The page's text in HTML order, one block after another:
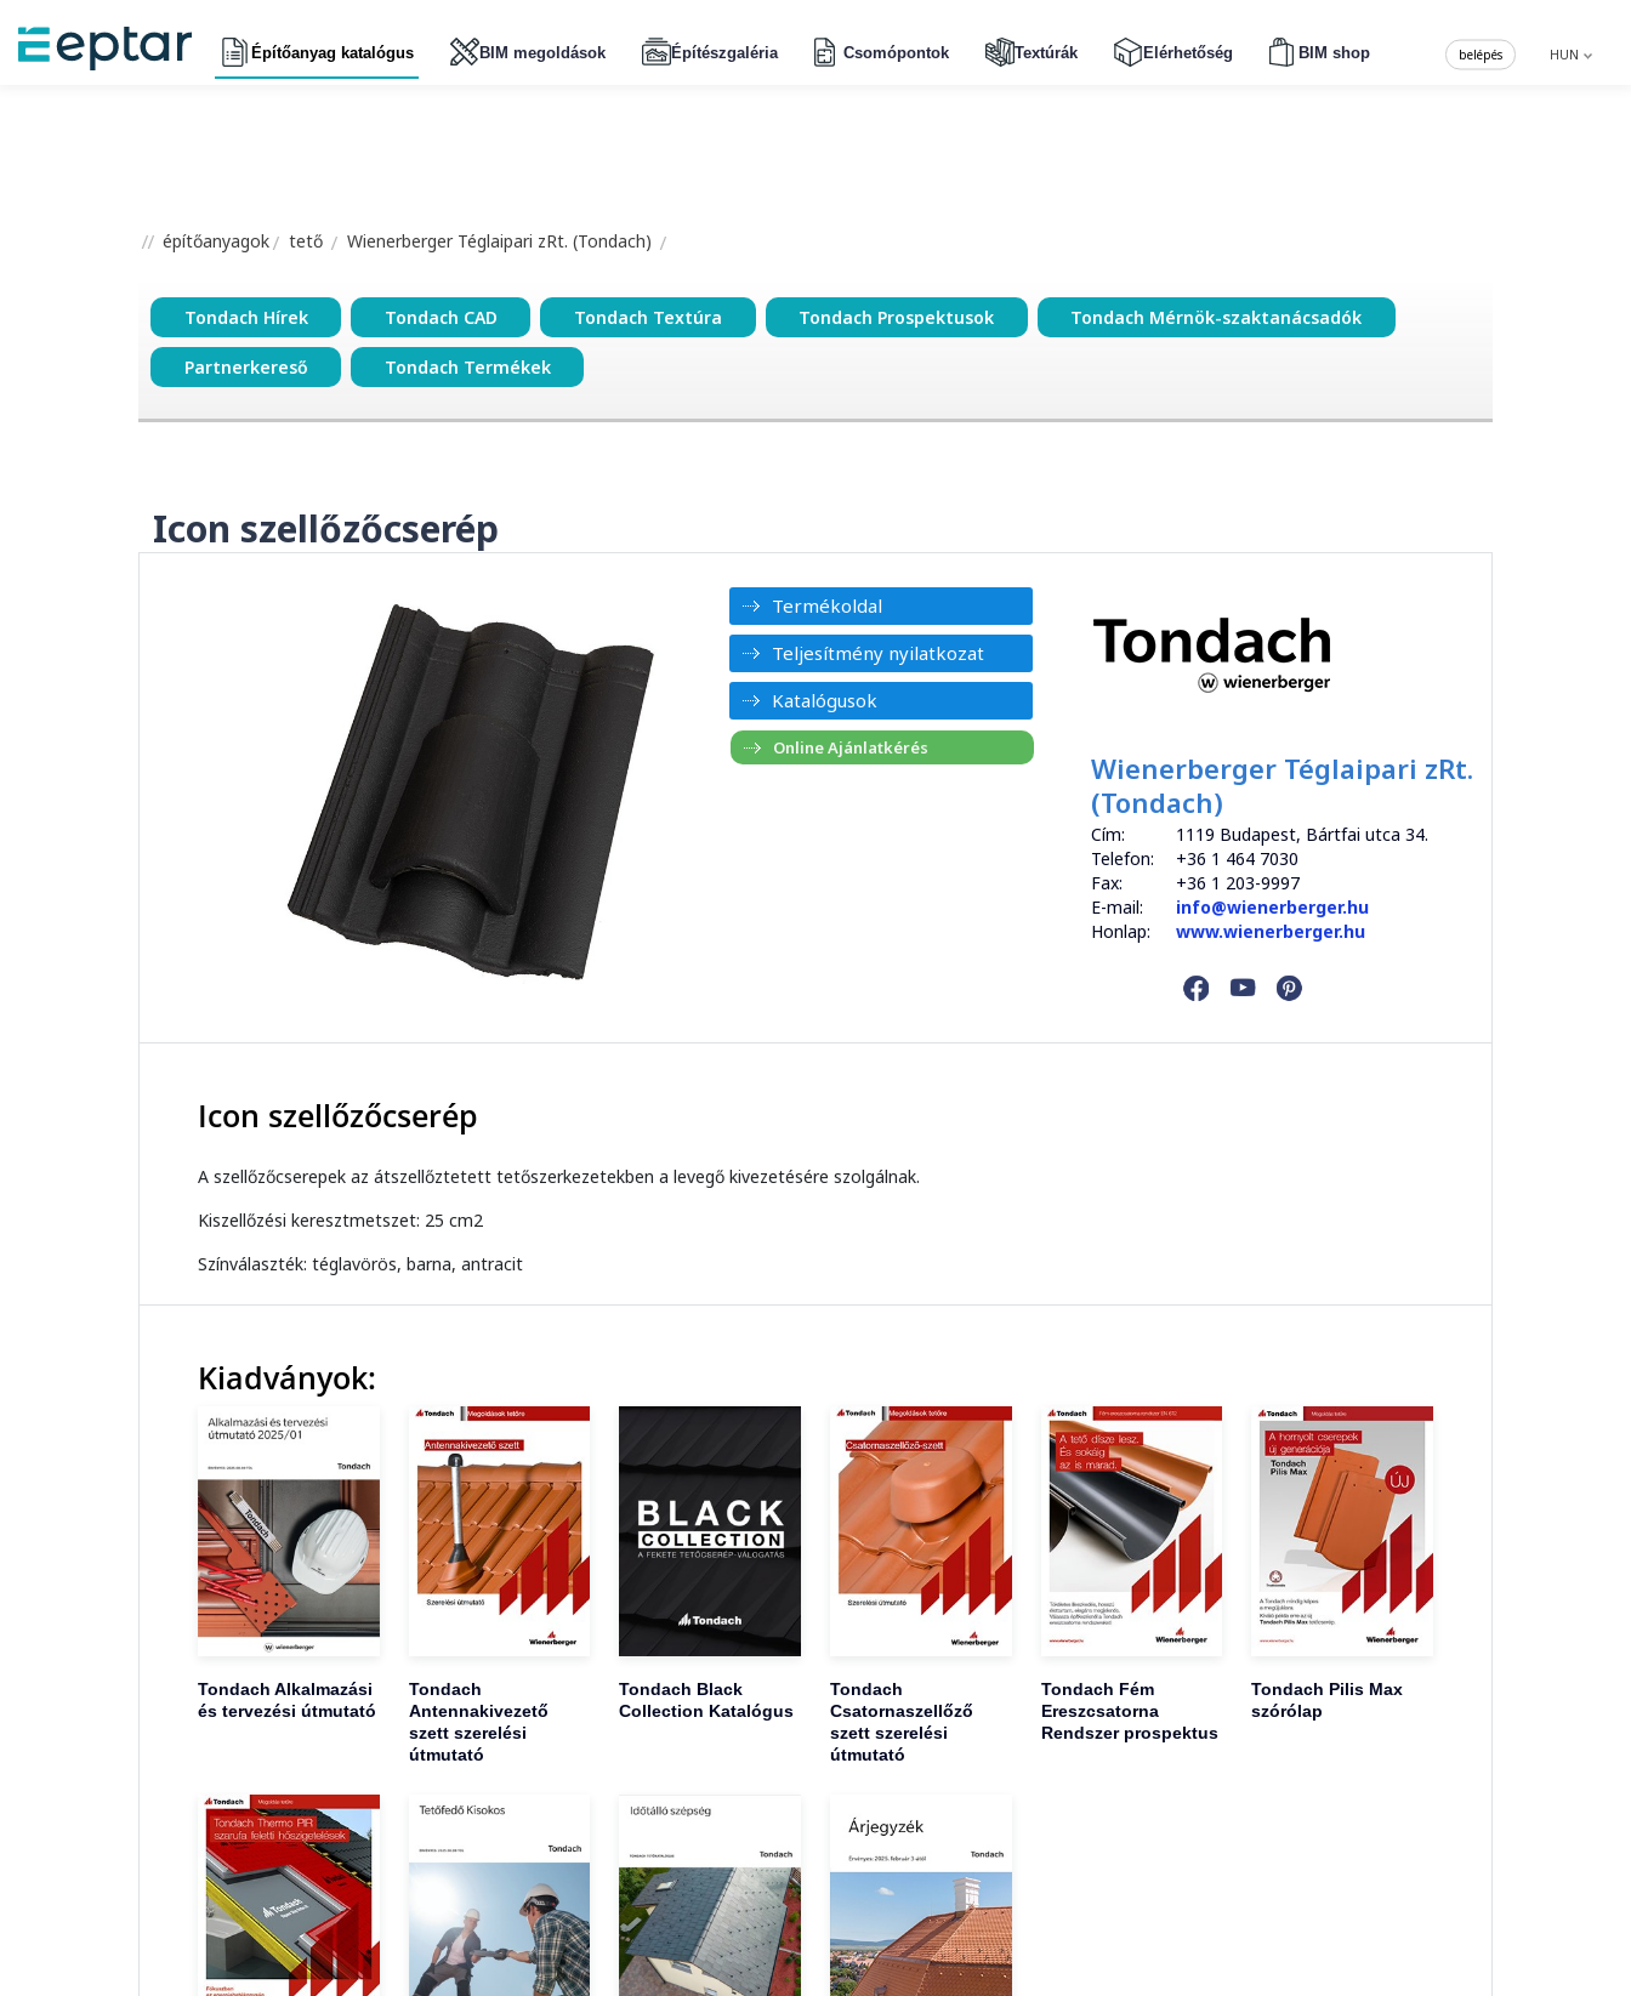
Építőanyag katalógus BIM megoldások Építészgaléria Csomópontok Textúrák Elérhetőség BIM shop HUN
belépés
építőanyagok tető Wienerberger Téglaipari zRt. (Tondach)
Tondach Hírek Tondach CAD Tondach Textúra Tondach Prospektusok Tondach Mérnök-szaktanácsadók
Partnerkereső Tondach Termékek
Icon szellőzőcserép
Termékoldal
Teljesítmény nyilatkozat
Katalógusok
Wienerberger Téglaipari zRt.
(Tondach)
Cím:
1119 Budapest, Bártfai utca 34.
Telefon:
+36 1 464 7030
Fax:
+36 1 203-9997
E-mail:
info@wienerberger.hu
Honlap:
www.wienerberger.hu
Icon szellőzőcserép
A szellőzőcserepek az átszellőztetett tetőszerkezetekben a levegő kivezetésére szolgálnak.
Kiszellőzési keresztmetszet: 25 cm2
Színválaszték: téglavörös, barna, antracit
Kiadványok:
Tondach Alkalmazási
és tervezési útmutató
Tondach
Antennakivezető
szett szerelési
útmutató
Tondach Black
Collection Katalógus
Tondach
Csatornaszellőző
szett szerelési
útmutató
Tondach Fém
Ereszcsatorna
Rendszer prospektus
Tondach Pilis Max
szórólap